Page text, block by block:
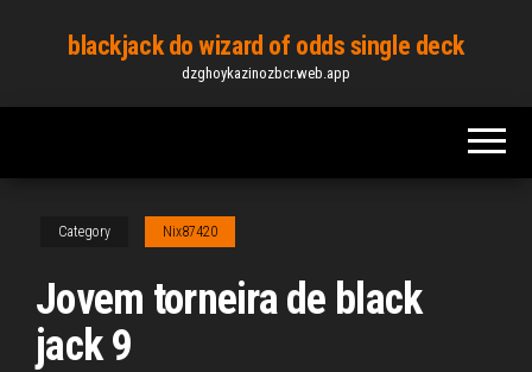
content
blackjack do wizard of odds single deck
dzghoykazinozbcr.web.app
Category Nix87420
Jovem torneira de black
jack 9